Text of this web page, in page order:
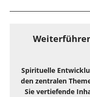
Spirituelle
den zentralen
Sie vertiefende